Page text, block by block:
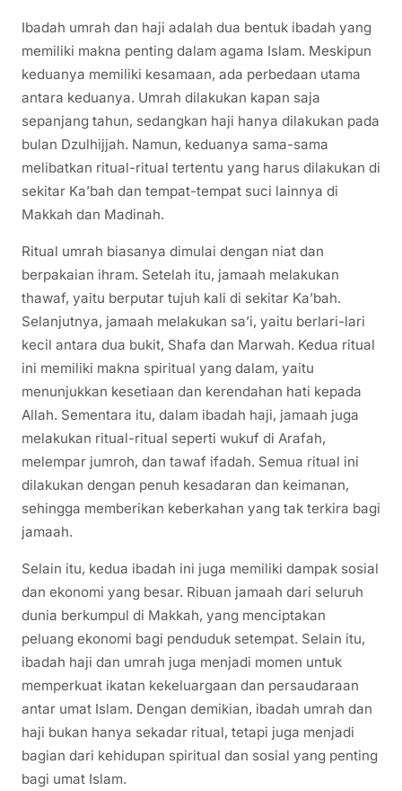
Ibadah umrah dan haji adalah dua bentuk ibadah yang
memiliki makna penting dalam agama Islam. Meskipun
keduanya memiliki kesamaan, ada perbedaan utama
antara keduanya. Umrah dilakukan kapan saja
sepanjang tahun, sedangkan haji hanya dilakukan pada
bulan Dzulhijjah. Namun, keduanya sama-sama
melibatkan ritual-ritual tertentu yang harus dilakukan di
sekitar Ka’bah dan tempat-tempat suci lainnya di
Makkah dan Madinah.
Ritual umrah biasanya dimulai dengan niat dan
berpakaian ihram. Setelah itu, jamaah melakukan
thawaf, yaitu berputar tujuh kali di sekitar Ka’bah.
Selanjutnya, jamaah melakukan sa’i, yaitu berlari-lari
kecil antara dua bukit, Shafa dan Marwah. Kedua ritual
ini memiliki makna spiritual yang dalam, yaitu
menunjukkan kesetiaan dan kerendahan hati kepada
Allah. Sementara itu, dalam ibadah haji, jamaah juga
melakukan ritual-ritual seperti wukuf di Arafah,
melempar jumroh, dan tawaf ifadah. Semua ritual ini
dilakukan dengan penuh kesadaran dan keimanan,
sehingga memberikan keberkahan yang tak terkira bagi
jamaah.
Selain itu, kedua ibadah ini juga memiliki dampak sosial
dan ekonomi yang besar. Ribuan jamaah dari seluruh
dunia berkumpul di Makkah, yang menciptakan
peluang ekonomi bagi penduduk setempat. Selain itu,
ibadah haji dan umrah juga menjadi momen untuk
memperkuat ikatan kekeluargaan dan persaudaraan
antar umat Islam. Dengan demikian, ibadah umrah dan
haji bukan hanya sekadar ritual, tetapi juga menjadi
bagian dari kehidupan spiritual dan sosial yang penting
bagi umat Islam.